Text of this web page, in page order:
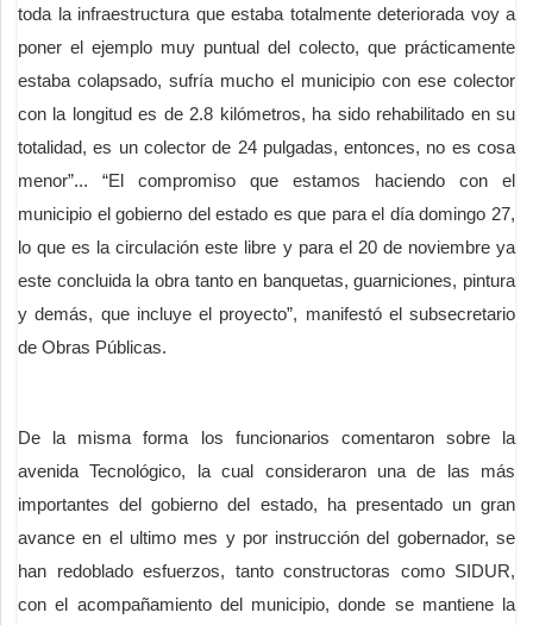
toda la infraestructura que estaba totalmente deteriorada voy a
poner el ejemplo muy puntual del colecto, que prácticamente
estaba colapsado, sufría mucho el municipio con ese colector
con la longitud es de 2.8 kilómetros, ha sido rehabilitado en su
totalidad, es un colector de 24 pulgadas, entonces, no es cosa
menor”... “El compromiso que estamos haciendo con el
municipio el gobierno del estado es que para el día domingo 27,
lo que es la circulación este libre y para el 20 de noviembre ya
este concluida la obra tanto en banquetas, guarniciones, pintura
y demás, que incluye el proyecto”, manifestó el subsecretario
de Obras Públicas.
De la misma forma los funcionarios comentaron sobre la
avenida Tecnológico, la cual consideraron una de las más
importantes del gobierno del estado, ha presentado un gran
avance en el ultimo mes y por instrucción del gobernador, se
han redoblado esfuerzos, tanto constructoras como SIDUR,
con el acompañamiento del municipio, donde se mantiene la